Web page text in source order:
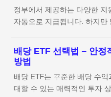
니다. 1. 종잣돈 모으기: 경제
유를 이루기 위해서는 먼저
상을 저축하는 것이 이상적입
소비 습관을 점검하고, 가성비
고소득 직업 선택: 연봉이 높
정부에서 제공하는 다양한 지
자동으로 지급됩니다. 하지만
는 2025년 기준으로 신청 없
을 정리하고, 누구나 혜택을
니다. 1. 신청 없이 받을 수 있
연금 자동 지급 기초연금은
신들에게 지급되는 지원금입
배당 ETF 선택법 – 안정
방법
배당 ETF는 꾸준한 배당 수
대할 수 있는 매력적인 투자